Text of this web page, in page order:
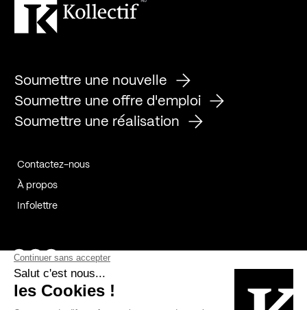
Soumettre une nouvelle
Soumettre une offre d'emploi
Soumettre une réalisation
Contactez-nous
À propos
Infolettre
Page Facebook de Kollectif
Page Instagram de Kollectif
Page Linkedin de Kollectif